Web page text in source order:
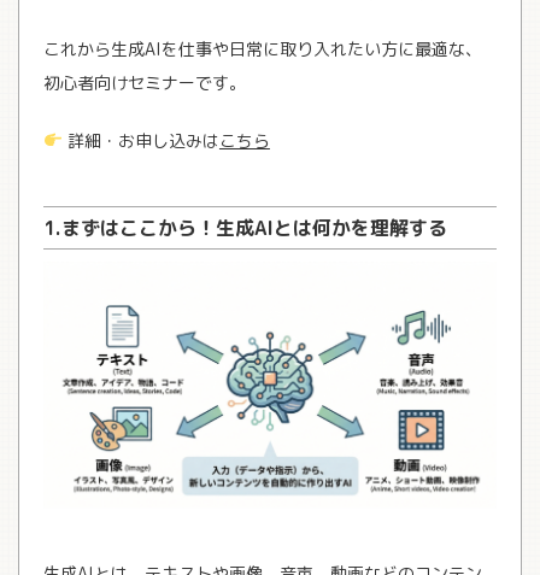
これから生成AIを仕事や日常に取り入れたい方に最適な、
初心者向けセミナーです。
詳細・お申し込みはこちら
1.まずはここから！生成AIとは何かを理解する